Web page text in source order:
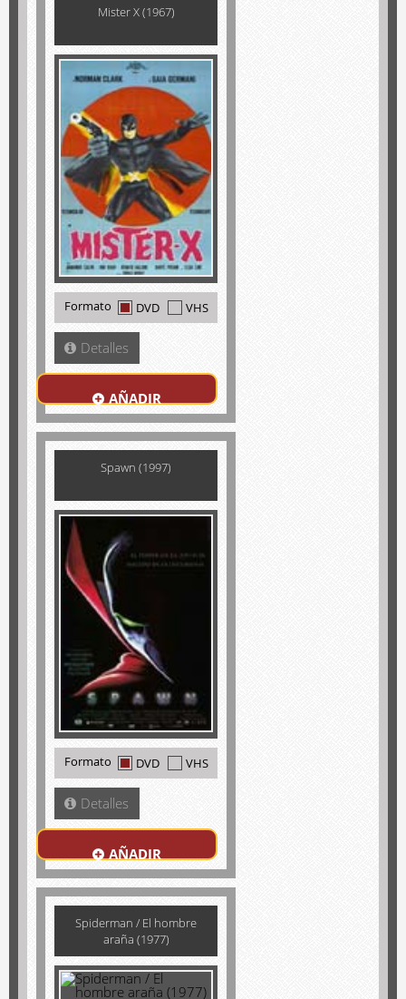
Mister X (1967)
Formato DVD VHS
Detalles
AÑADIR
Spawn (1997)
Formato DVD VHS
Detalles
AÑADIR
Spiderman / El hombre
araña (1977)